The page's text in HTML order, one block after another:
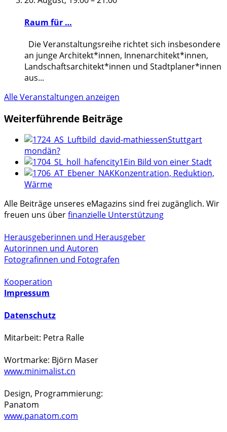
Raum für …
Die Veranstaltungsreihe richtet sich insbesondere
an junge Architekt*innen, Innenarchitekt*innen,
Landschaftsarchitekt*innen und Stadtplaner*innen
aus...
Alle Veranstaltungen anzeigen
Weiterführende Beiträge
Stuttgart
mondän?
Ein Bild von einer Stadt
Konzentration, Reduktion,
Wärme
Alle Beiträge unseres eMagazins sind frei zugänglich. Wir
freuen uns überfinanzielle Unterstützung
Herausgeberinnen und Herausgeber
Autorinnen und Autoren
Fotografinnen und Fotografen
Kooperation
Impressum
Datenschutz
Mitarbeit: Petra Ralle
Wortmarke: Björn Maser
www.minimalist.cn
Design, Programmierung:
Panatom
www.panatom.com